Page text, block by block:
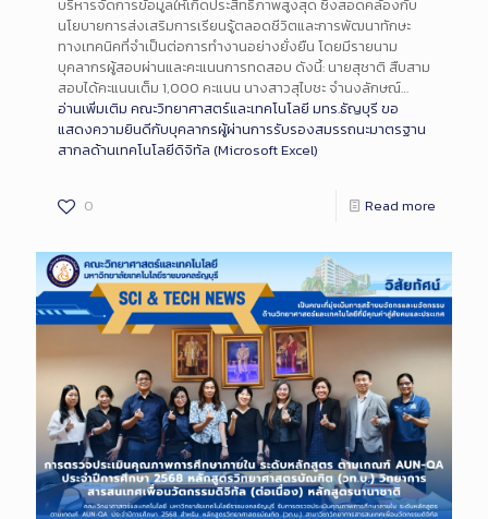
บริหารจัดการข้อมูลให้เกิดประสิทธิภาพสูงสุด ซึ่งสอดคล้องกับ
นโยบายการส่งเสริมการเรียนรู้ตลอดชีวิตและการพัฒนาทักษะ
ทางเทคนิคที่จำเป็นต่อการทำงานอย่างยั่งยืน โดยมีรายนาม
บุคลากรผู้สอบผ่านและคะแนนการทดสอบ ดังนี้: นายสุชาติ สืบสาม
สอบได้คะแนนเต็ม 1,000 คะแนน นางสาวสุไบชะ จำนงลักษณ์…
อ่านเพิ่มเติม คณะวิทยาศาสตร์และเทคโนโลยี มทร.ธัญบุรี ขอ
แสดงความยินดีกับบุคลากรผู้ผ่านการรับรองสมรรถนะมาตรฐาน
สากลด้านเทคโนโลยีดิจิทัล (Microsoft Excel)
0 Read more